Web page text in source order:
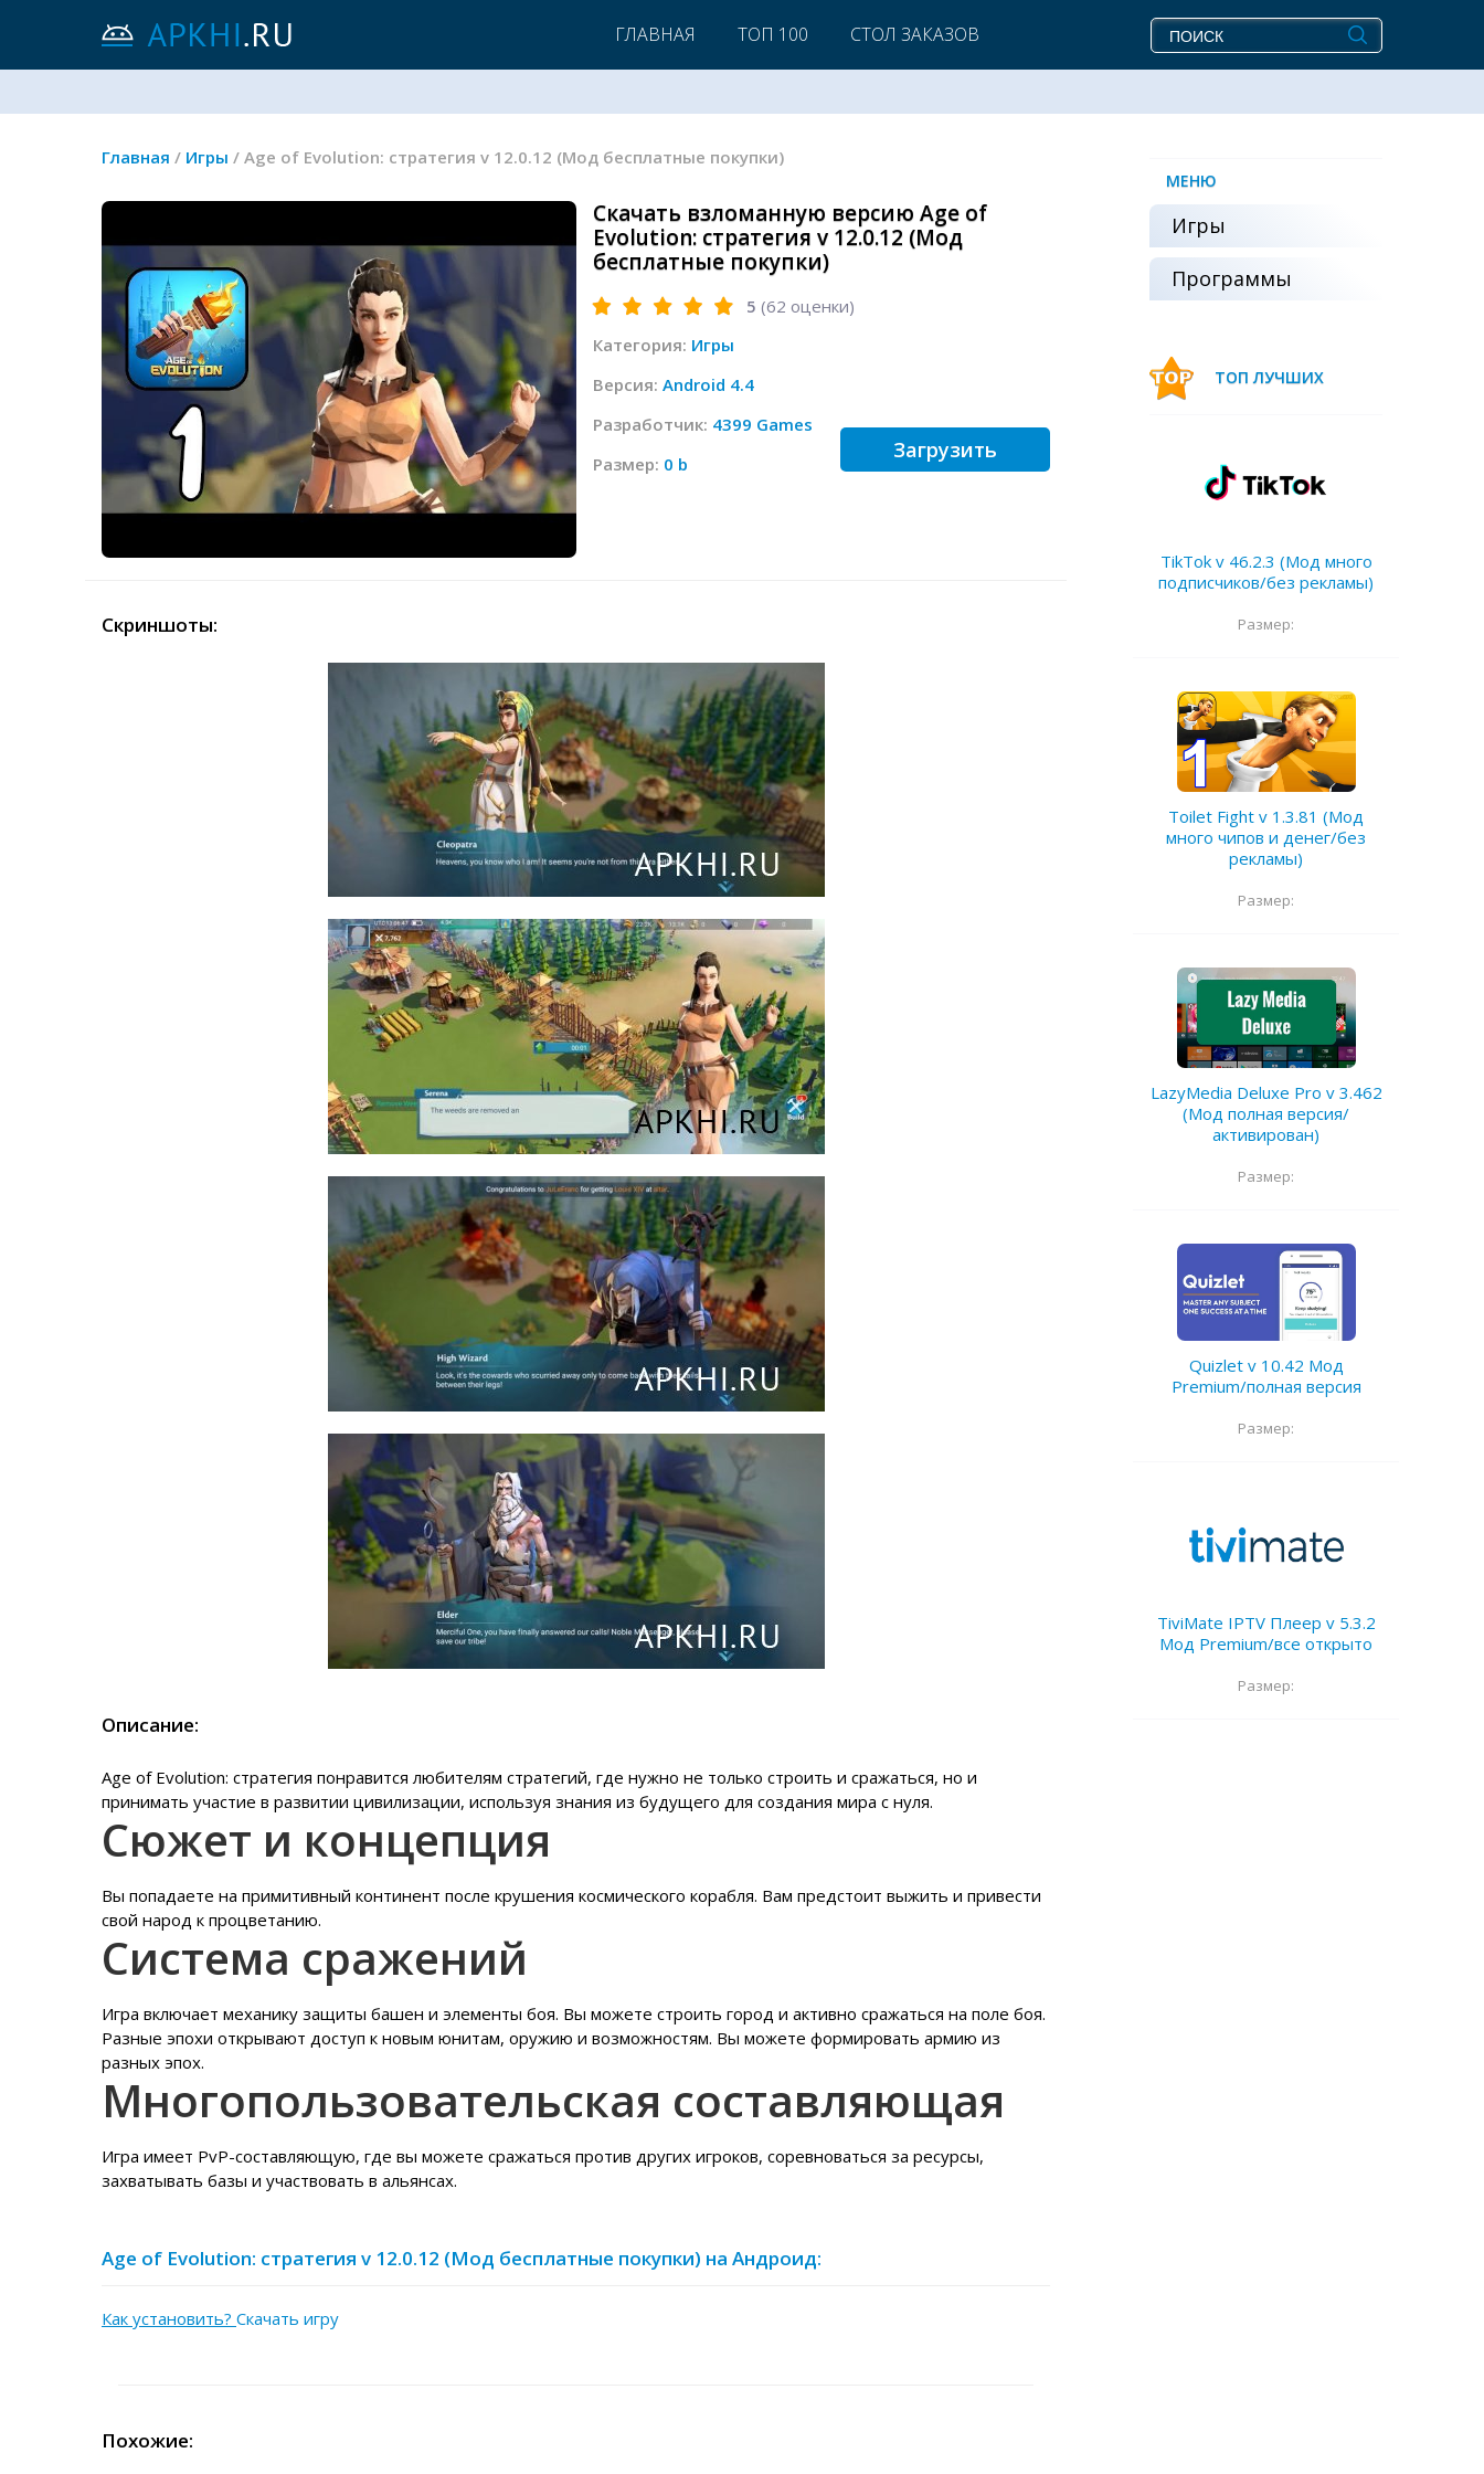
ГЛАВНАЯ ТОП 100 СТОЛ ЗАКАЗОВ
Главная / Игры / Age of Evolution: стратегия v 12.0.12 (Мод бесплатные покупки)
Скачать взломанную версию Age of
Evolution: стратегия v 12.0.12 (Мод
бесплатные покупки)
5 (62 оценки)
Категория: Игры
Версия: Android 4.4
Разработчик: 4399 Games
Размер: 0 b
Загрузить
Скриншоты:
Описание:
Age of Evolution: стратегия понравится любителям стратегий, где нужно не только строить и сражаться, но и
принимать участие в развитии цивилизации, используя знания из будущего для создания мира с нуля.
Сюжет и концепция
Вы попадаете на примитивный континент после крушения космического корабля. Вам предстоит выжить и привести
свой народ к процветанию.
Система сражений
Игра включает механику защиты башен и элементы боя. Вы можете строить город и активно сражаться на поле боя.
Разные эпохи открывают доступ к новым юнитам, оружию и возможностям. Вы можете формировать армию из
разных эпох.
Многопользовательская составляющая
Игра имеет PvP-составляющую, где вы можете сражаться против других игроков, соревноваться за ресурсы,
захватывать базы и участвовать в альянсах.
Age of Evolution: стратегия v 12.0.12 (Мод бесплатные покупки) на Андроид:
Как установить? Скачать игру
Похожие:
МЕНЮ
Игры
Программы
ТОП ЛУЧШИХ
TikTok v 46.2.3 (Мод много
подписчиков/без рекламы)
Размер:
Toilet Fight v 1.3.81 (Мод
много чипов и денег/без
рекламы)
Размер:
LazyMedia Deluxe Pro v 3.462
(Мод полная версия/
активирован)
Размер:
Quizlet v 10.42 Мод
Premium/полная версия
Размер:
TiviMate IPTV Плеер v 5.3.2
Мод Premium/все открыто
Размер: